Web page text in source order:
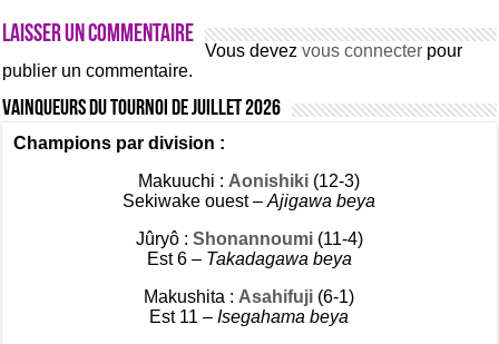
Laisser un commentaire
Vous devezvous connecter pour
publier un commentaire.
Vainqueurs du tournoi de Juillet 2026
Champions par division :
Makuuchi : Aonishiki (12-3)
Sekiwake ouest –Ajigawa beya
Jûryô : Shonannoumi (11-4)
Est 6 – Takadagawa beya
Makushita : Asahifuji (6-1)
Est 11 –Isegahama beya